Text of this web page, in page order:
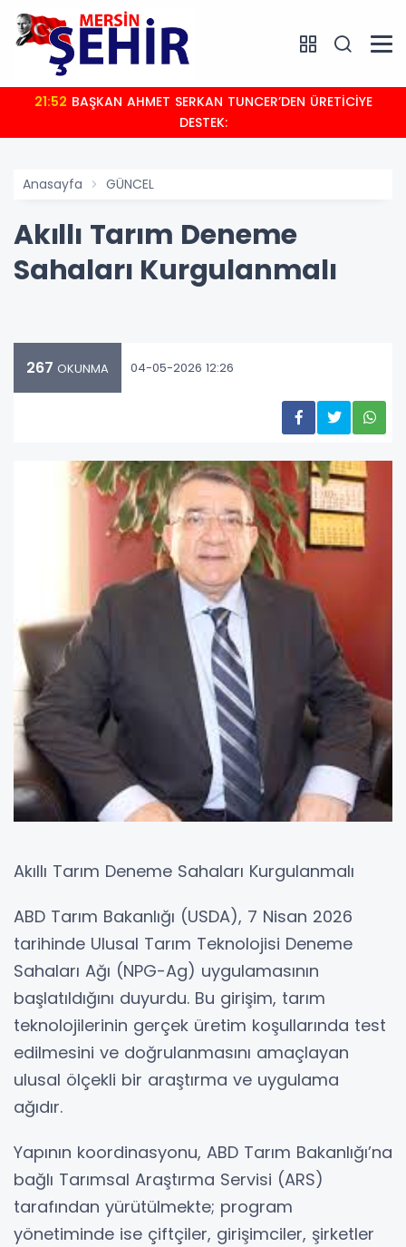
21:52
DESTEK:
Anasayfa GÜNCEL
Akıllı Tarım Deneme
Sahaları Kurgulanmalı
267 OKUNMA 04-05-2026 12:26
Akıllı Tarım Deneme Sahaları Kurgulanmalı
ABD Tarım Bakanlığı (USDA), 7 Nisan 2026
tarihinde Ulusal Tarım Teknolojisi Deneme
Sahaları Ağı (NPG-Ag) uygulamasının
başlatıldığını duyurdu. Bu girişim, tarım
teknolojilerinin gerçek üretim koşullarında test
edilmesini ve doğrulanmasını amaçlayan
ulusal ölçekli bir araştırma ve uygulama
ağıdır.
Yapının koordinasyonu, ABD Tarım Bakanlığı’na
bağlı Tarımsal Araştırma Servisi (ARS)
tarafından yürütülmekte; program
yönetiminde ise çiftçiler, girişimciler, şirketler